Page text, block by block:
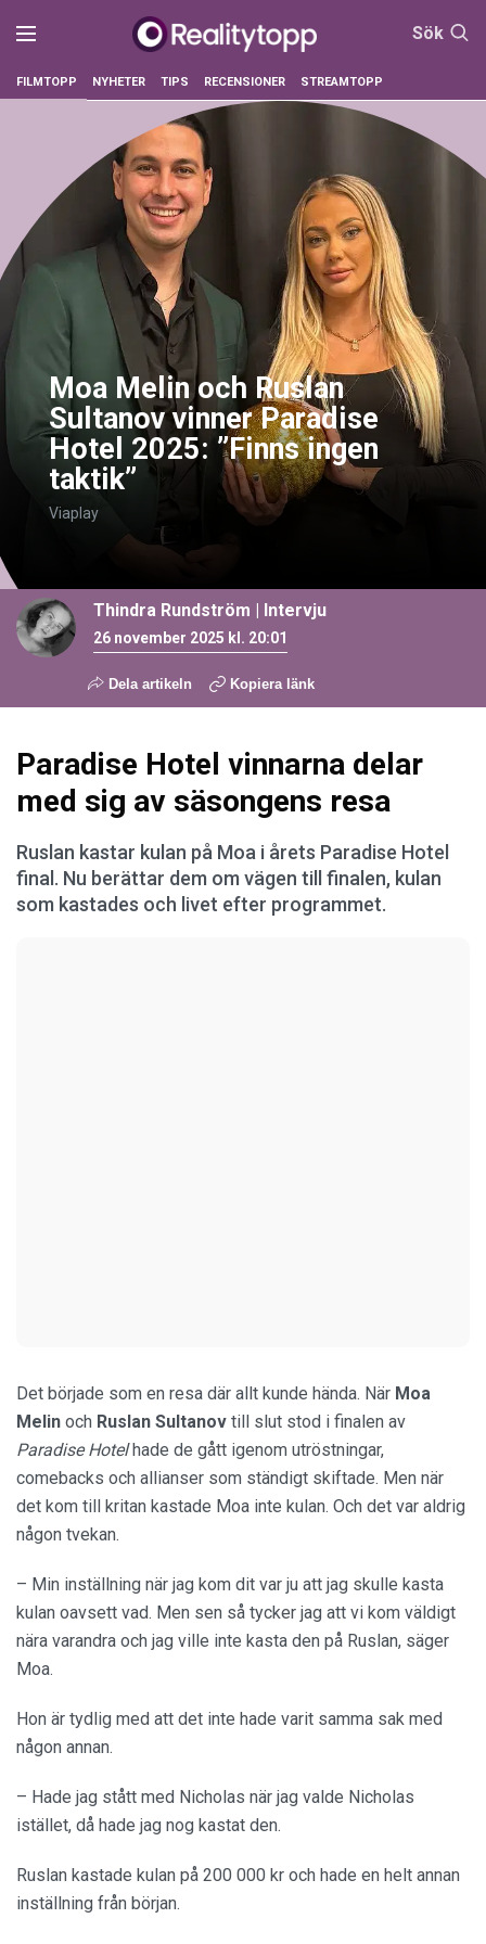
Sök
FILMTOPP NYHETER TIPS RECENSIONER STREAMTOPP
Moa Melin och Ruslan
Sultanov vinner Paradise
Hotel 2025: ”Finns ingen
taktik”
Viaplay
Thindra Rundström | Intervju
26 november 2025 kl. 20:01
Dela artikeln Kopiera länk
Paradise Hotel vinnarna delar
med sig av säsongens resa
Ruslan kastar kulan på Moa i årets Paradise Hotel
final. Nu berättar dem om vägen till finalen, kulan
som kastades och livet efter programmet.
Det började som en resa där allt kunde hända. När Moa
Melin och Ruslan Sultanov till slut stod i finalen av
Paradise Hotelhade de gått igenom utröstningar,
comebacks och allianser som ständigt skiftade. Men när
det kom till kritan kastade Moa inte kulan. Och det var aldrig
någon tvekan.
– Min inställning när jag kom dit var ju att jag skulle kasta
kulan oavsett vad. Men sen så tycker jag att vi kom väldigt
nära varandra och jag ville inte kasta den på Ruslan, säger
Moa.
Hon är tydlig med att det inte hade varit samma sak med
någon annan.
– Hade jag stått med Nicholas när jag valde Nicholas
istället, då hade jag nog kastat den.
Ruslan kastade kulan på 200 000 kr och hade en helt annan
inställning från början.